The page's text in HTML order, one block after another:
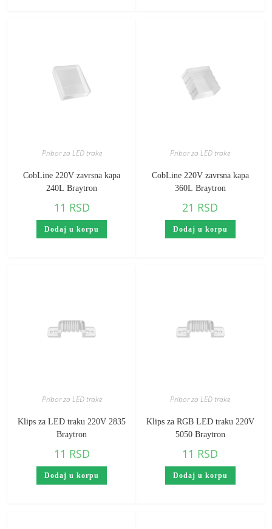
Pribor za LED trake
CobLine 220V zavrsna kapa
240L Braytron
11 RSD
Dodaj u korpu
Pribor za LED trake
CobLine 220V zavrsna kapa
360L Braytron
21 RSD
Dodaj u korpu
Pribor za LED trake
Klips za LED traku 220V 2835
Braytron
11 RSD
Dodaj u korpu
Pribor za LED trake
Klips za RGB LED traku 220V
5050 Braytron
11 RSD
Dodaj u korpu